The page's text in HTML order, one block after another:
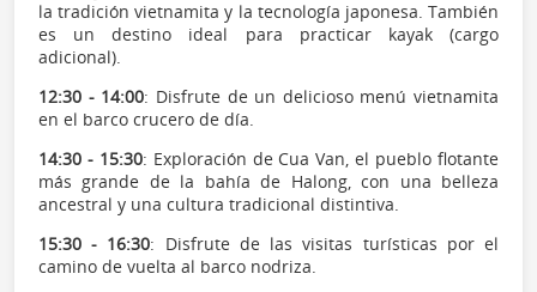
la tradición vietnamita y la tecnología japonesa. También
es un destino ideal para practicar kayak (cargo
adicional).
12:30 - 14:00: Disfrute de un delicioso menú vietnamita
en el barco crucero de día.
14:30 - 15:30: Exploración de Cua Van, el pueblo flotante
más grande de la bahía de Halong, con una belleza
ancestral y una cultura tradicional distintiva.
15:30 - 16:30: Disfrute de las visitas turísticas por el
camino de vuelta al barco nodriza.